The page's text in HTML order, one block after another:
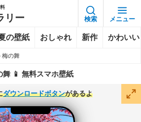
リー 検索 メニュー
の壁紙 おしゃれ 新作 かわいい
梅の舞
舞 📱 無料スマホ壁紙
ダウンロードボタンがあるよ